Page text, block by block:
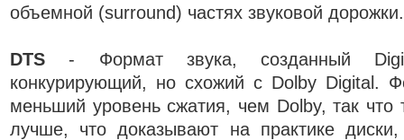
объемной (surround) частях звуковой дорожки.
DTS - Формат звука, созданный
конкурирующий, но схожий с Dolby Digital.
меньший уровень сжатия, чем Dolby, так что
лучше, что доказывают на практике